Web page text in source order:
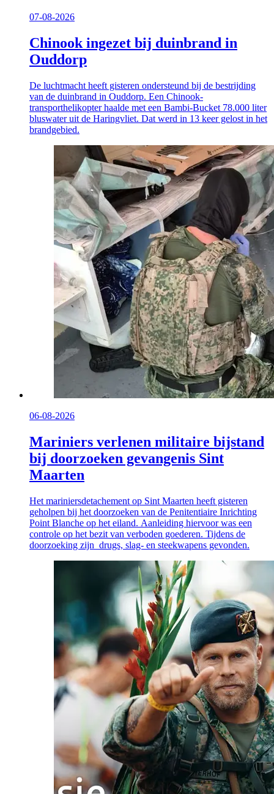
07-08-2026
Chinook ingezet bij duinbrand in
Ouddorp
De luchtmacht heeft gisteren ondersteund bij de bestrijding
van de duinbrand in Ouddorp. Een Chinook-
transporthelikopter haalde met een Bambi-Bucket 78.000 liter
bluswater uit de Haringvliet. Dat werd in 13 keer gelost in het
brandgebied.
06-08-2026
Mariniers verlenen militaire bijstand
bij doorzoeken gevangenis Sint
Maarten
Het mariniersdetachement op Sint Maarten heeft gisteren
geholpen bij het doorzoeken van de Penitentiaire Inrichting
Point Blanche op het eiland. Aanleiding hiervoor was een
controle op het bezit van verboden goederen. Tijdens de
doorzoeking zijn drugs, slag- en steekwapens gevonden.